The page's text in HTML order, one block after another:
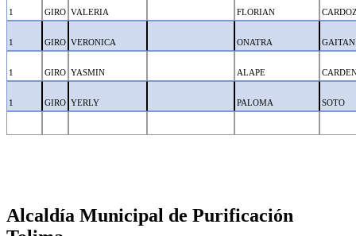
1 GIRO VALERIA FLORIAN
1 GIRO VERONICA ONATRA GAITAN
1 GIRO YASMIN ALAPE
1 GIRO YERLY PALOMA SOTO
Alcaldía Municipal de Purificación